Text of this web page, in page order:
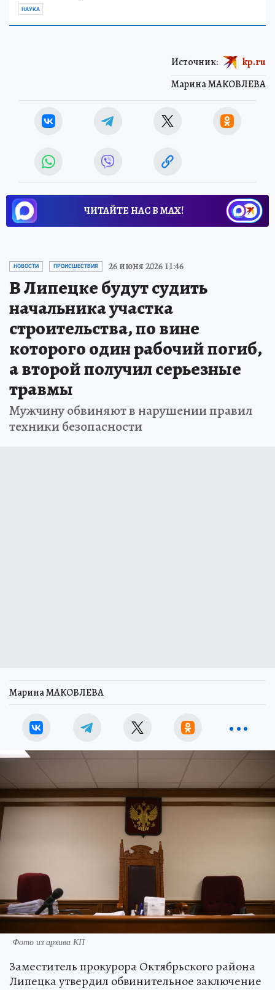
НАУКА
Марина МАКОВЛЕВА
Источник: kp.ru
ЧИТАЙТЕ НАС В МАХ!
НОВОСТИ ПРОИСШЕСТВИЯ 26 июня 2026 11:46
В Липецке будут судить
начальника участка
строительства, по вине
которого один рабочий погиб,
а второй получил серьезные
травмы
Мужчину обвиняют в нарушении правил
техники безопасности
Марина МАКОВЛЕВА
Фото из архива КП
Заместитель прокурора Октябрьского района
Липецка утвердил обвинительное заключение